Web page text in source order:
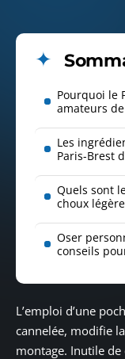
Pourquoi le
amateurs
Les
Paris-Brest
Quels sont
choux
Oser
conseils
L’emploi d’une
cannelée, modifie
montage. Inutile